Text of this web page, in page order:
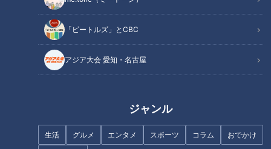
「ビートルズ」とCBC
アジア大会 愛知・名古屋
ジャンル
生活 グルメ エンタメ スポーツ コラム おでかけ
ススメする理由とは？
車に乗って大興奮の親子に密着
スギちゃん、ロケの終わり方見
失う“究極のワイルド”の域に到
突然ペットのお尻から液体が…
食”も 年中無休･毎日20時間診療